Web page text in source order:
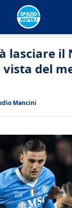
lasciare il
del
Mancini